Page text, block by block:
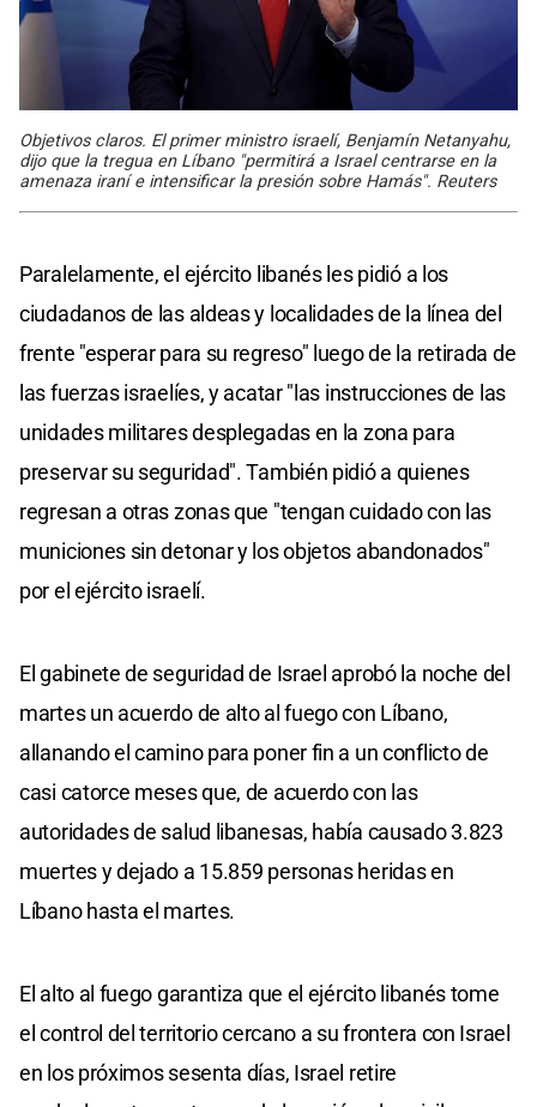
Objetivos claros. El primer ministro israelí, Benjamín Netanyahu,
dijo que la tregua en Líbano "permitirá a Israel centrarse en la
amenaza iraní e intensificar la presión sobre Hamás". Reuters
Paralelamente, el ejército libanés les pidió a los
ciudadanos de las aldeas y localidades de la línea del
frente "esperar para su regreso" luego de la retirada de
las fuerzas israelíes, y acatar "las instrucciones de las
unidades militares desplegadas en la zona para
preservar su seguridad". También pidió a quienes
regresan a otras zonas que "tengan cuidado con las
municiones sin detonar y los objetos abandonados"
por el ejército israelí.
El gabinete de seguridad de Israel aprobó la noche del
martes un acuerdo de alto al fuego con Líbano,
allanando el camino para poner fin a un conflicto de
casi catorce meses que, de acuerdo con las
autoridades de salud libanesas, había causado 3.823
muertes y dejado a 15.859 personas heridas en
Líbano hasta el martes.
El alto al fuego garantiza que el ejército libanés tome
el control del territorio cercano a su frontera con Israel
en los próximos sesenta días, Israel retire